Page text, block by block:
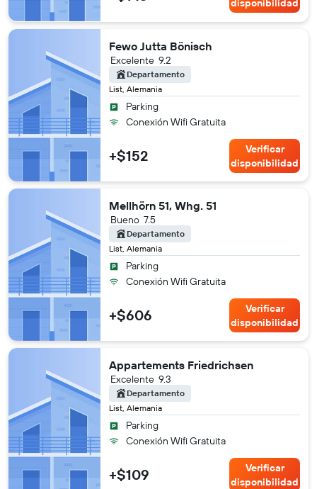
disponibilidad
Fewo Jutta Bönisch
List, Alemania
9.2
Excelente
Departamento
Parking
Conexión Wifi Gratuita
+$152
Verificar
disponibilidad
Mellhörn 51, Whg. 51
List, Alemania
7.5
Bueno
Departamento
Parking
Conexión Wifi Gratuita
+$606
Verificar
disponibilidad
Appartements Friedrichsen
List, Alemania
9.3
Excelente
Departamento
Parking
Conexión Wifi Gratuita
+$109
Verificar
disponibilidad